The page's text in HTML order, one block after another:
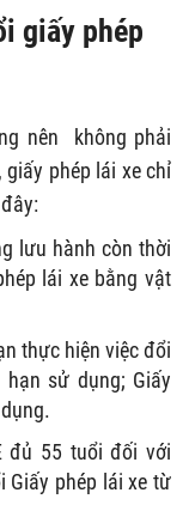
giấy phép
nên không phải
phép lái xe chỉ
lưu hành còn thời
lái xe bằng vật
thực hiện việc đổi
sử dụng; Giấy
đủ 55 tuổi đối với
phép lái xe từ